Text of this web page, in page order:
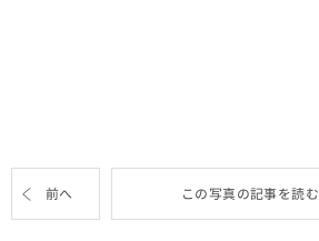
前へ この写真の記事を読む